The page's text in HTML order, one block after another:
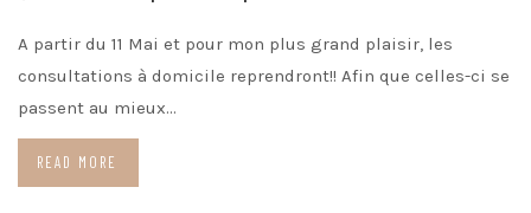
A partir du 11 Mai et pour mon plus grand plaisir, les
consultations à domicile reprendront!! Afin que celles-ci se
passent au mieux…
READ MORE